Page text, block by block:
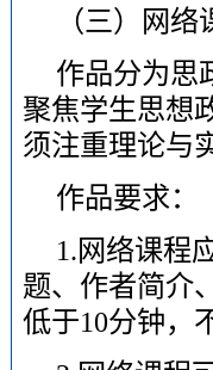
（三）网络
作品分为思
聚焦学生思想
须注重理论与
作品要求：
1.网络课程
题、作者简介
低于10分钟，